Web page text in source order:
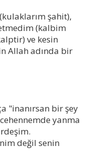
şahit),
(kalbim
ve kesin
Allah adında bir
"inanırsan bir şey
yanma
değil senin